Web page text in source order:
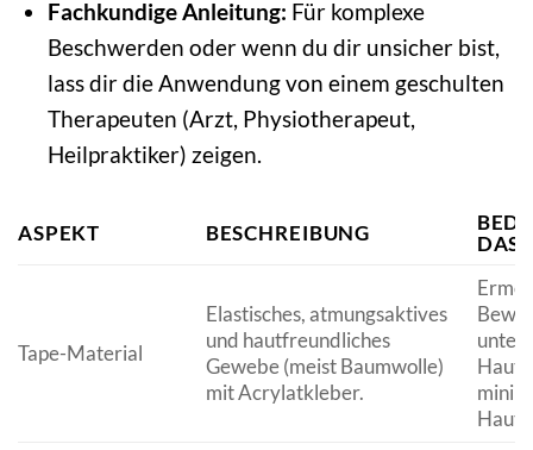
Fachkundige Anleitung: Für komplexe
Beschwerden oder wenn du dir unsicher bist,
lass dir die Anwendung von einem geschulten
Therapeuten (Arzt, Physiotherapeut,
Heilpraktiker) zeigen.
ASPEKT BESCHREIBUNG
DAS
Tape-Material
Elastisches, atmungsaktives
und hautfreundliches
Gewebe (meist Baumwolle)
mit Acrylatkleber.